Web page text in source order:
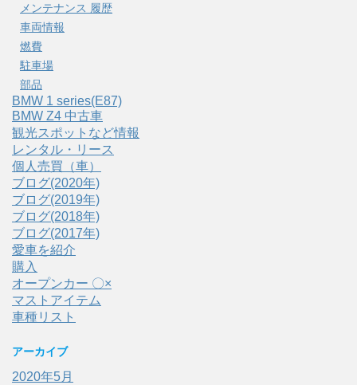
メンテナンス 履歴
車両情報
燃費
駐車場
部品
BMW 1 series(E87)
BMW Z4 中古車
観光スポットなど情報
レンタル・リース
個人売買（車）
ブログ(2020年)
ブログ(2019年)
ブログ(2018年)
ブログ(2017年)
愛車を紹介
購入
オープンカー 〇×
マストアイテム
車種リスト
アーカイブ
2020年5月